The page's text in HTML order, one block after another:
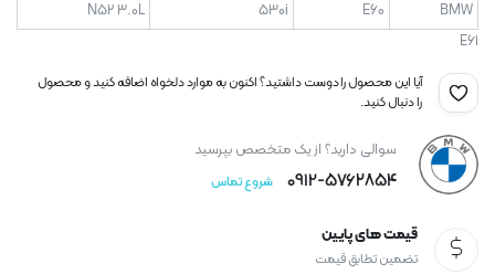
BMW
E60
530i
N52 3.0L
E61
آیا این محصول را دوست داشتید؟ اکنون به موارد دلخواه اضافه کنید و محصول
را دنبال کنید.
سوالی دارید؟ از یک متخصص بپرسید
0912-۵۷۶۲۸۵۴ شروع تماس
قیمت های پایین
تضمین تطابق قیمت